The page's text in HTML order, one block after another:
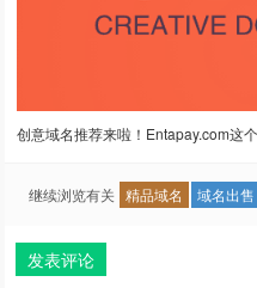
创意域名推荐来啦！Entapay.com这
继续浏览有关 精品域名 域名出售
发表评论